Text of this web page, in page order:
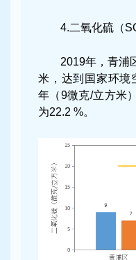
4.二氧化硫（
2019年，青浦
米，达到国家环境
年（9微克/立方米
为22.2 %。